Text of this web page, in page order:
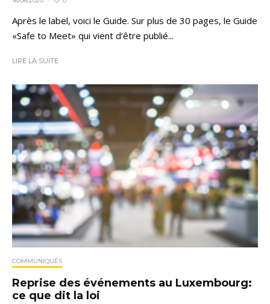
Après le label, voici le Guide. Sur plus de 30 pages, le Guide
«Safe to Meet» qui vient d’être publié...
LIRE LA SUITE
COMMUNIQUÉS
Reprise des événements au Luxembourg:
ce que dit la loi